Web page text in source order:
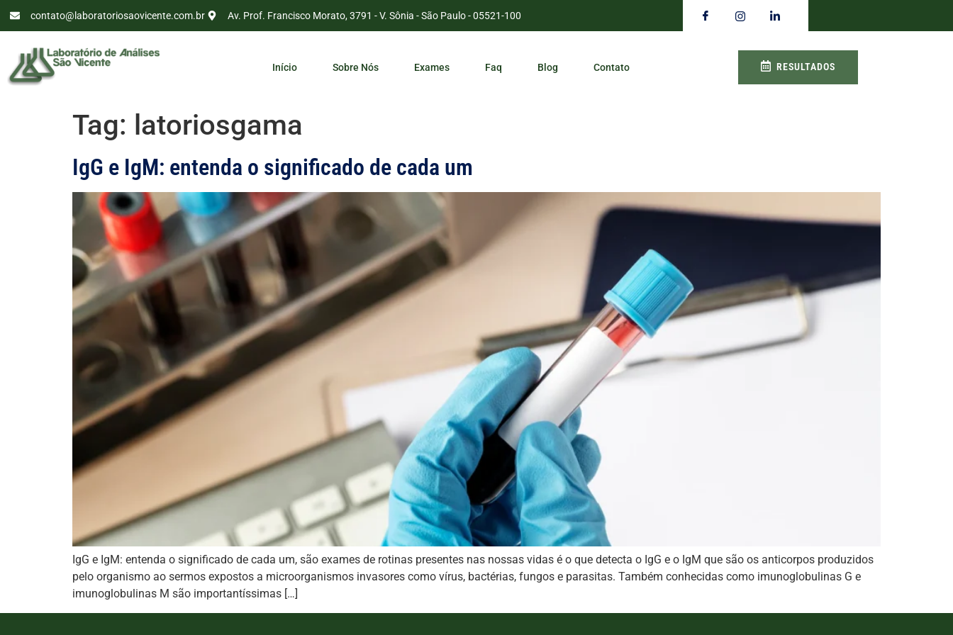
contato@laboratoriosaovicente.com.br Av. Prof. Francisco Morato, 3791 - V. Sônia - São Paulo - 05521-100
Início Sobre Nós Exames Faq Blog Contato RESULTADOS
Tag: latoriosgama
IgG e IgM: entenda o significado de cada um
IgG e IgM: entenda o significado de cada um, são exames de rotinas presentes nas nossas vidas é o que detecta o IgG e o IgM que são os anticorpos produzidos
pelo organismo ao sermos expostos a microorganismos invasores como vírus, bactérias, fungos e parasitas. Também conhecidas como imunoglobulinas G e
imunoglobulinas M são importantíssimas […]